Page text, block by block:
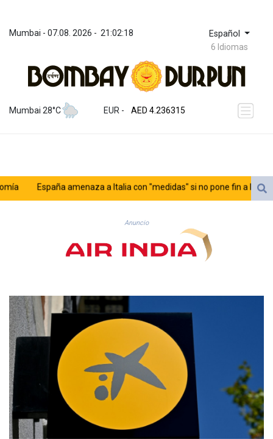
Mumbai - 07.08. 2026 - 21:02:18 Español
6 Idiomas
Mumbai 28°C EUR -
ZWL 371.433908
AED 4.236315
AFN 75.553019
ARS 1729.981574
AUD 1.638434
AZN 1.950687
BAM 1.956959
BBD 2.323075
BDT 142.778861
BMD 1.153523
BND 1.477975
BOB 13.708472
BRL 5.882279
BSD 1.153383
BTN 109.752598
BWP 15.568217
BYN 3.434433
BYR 22609.049164
BZD 2.319643
CAD 1.616126
España amenaza a Italia con "medidas" si no pone fin a los
Anuncio